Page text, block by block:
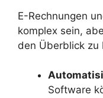
E-Rechnungen
komplex sein,
den Überblick zu
Software